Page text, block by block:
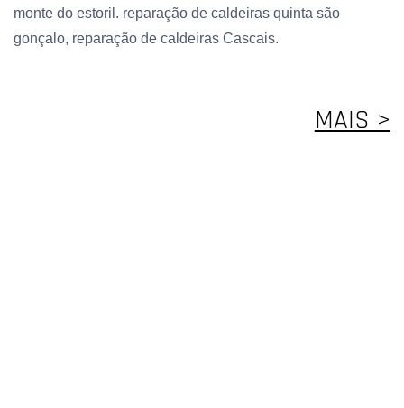
monte do estoril. reparação de caldeiras quinta são
gonçalo, reparação de caldeiras Cascais.
MAIS >